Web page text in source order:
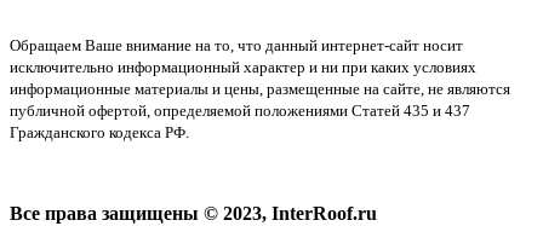
Обращаем Ваше внимание на то, что данный интернет-сайт носит
исключительно информационный характер и ни при каких условиях
информационные материалы и цены, размещенные на сайте, не являются
публичной офертой, определяемой положениями Статей 435 и 437
Гражданского кодекса РФ.
Все права защищены © 2023, InterRoof.ru